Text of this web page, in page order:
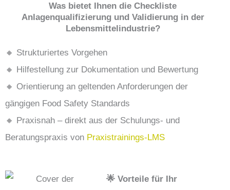
Was bietet Ihnen die Checkliste
Anlagenqualifizierung und Validierung in der
Lebensmittelindustrie?
🔸 Strukturiertes Vorgehen
🔸 Hilfestellung zur Dokumentation und Bewertung
🔸 Orientierung an geltenden Anforderungen der
gängigen Food Safety Standards
🔸 Praxisnah – direkt aus der Schulungs- und
Beratungspraxis von Praxistrainings-LMS
🌟 Vorteile für Ihr